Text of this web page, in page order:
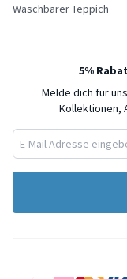
Waschbarer Teppich
5%
Melde dich für
Kollektionen,